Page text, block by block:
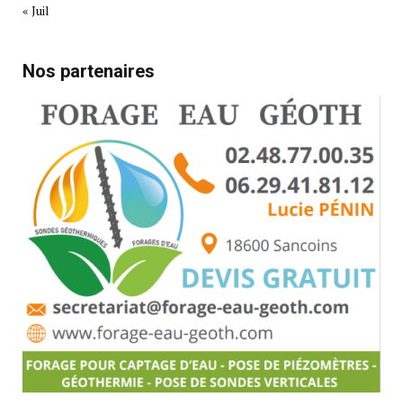
« Juil
Nos partenaires